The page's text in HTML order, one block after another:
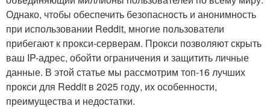
Однако, чтобы обеспечить безопасность и анонимность
при использовании Reddit, многие пользователи
прибегают к прокси-серверам. Прокси позволяют скрыть
ваш IP-адрес, обойти ограничения и защитить личные
данные. В этой статье мы рассмотрим топ-16 лучших
прокси для Reddit в 2025 году, их особенности,
преимущества и недостатки.